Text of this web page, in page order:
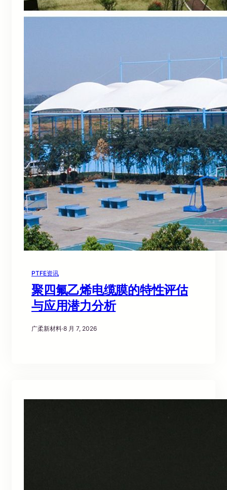
PTFE资讯
聚四氟乙烯电缆膜的特性评估
与应用潜力分析
广柔新材料·8 月 7, 2026